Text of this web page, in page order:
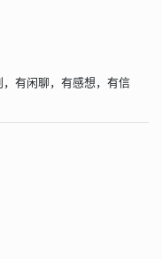
有闲聊，有感想，有信